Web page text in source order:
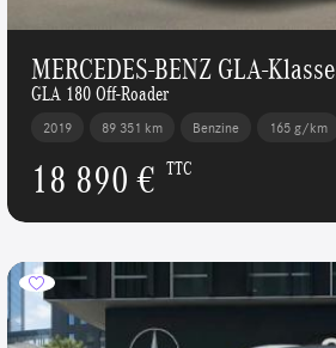
MERCEDES-BENZ GLA-Klasse
GLA 180 Off-Roader
2019 89 351 km Benzine 165 g/km
18 890 € TTC